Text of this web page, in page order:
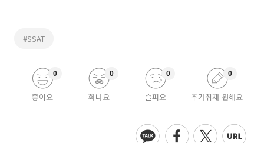
#SSAT
좋아요
0
화나요
0
슬퍼요
0
추가취재 원해요
0